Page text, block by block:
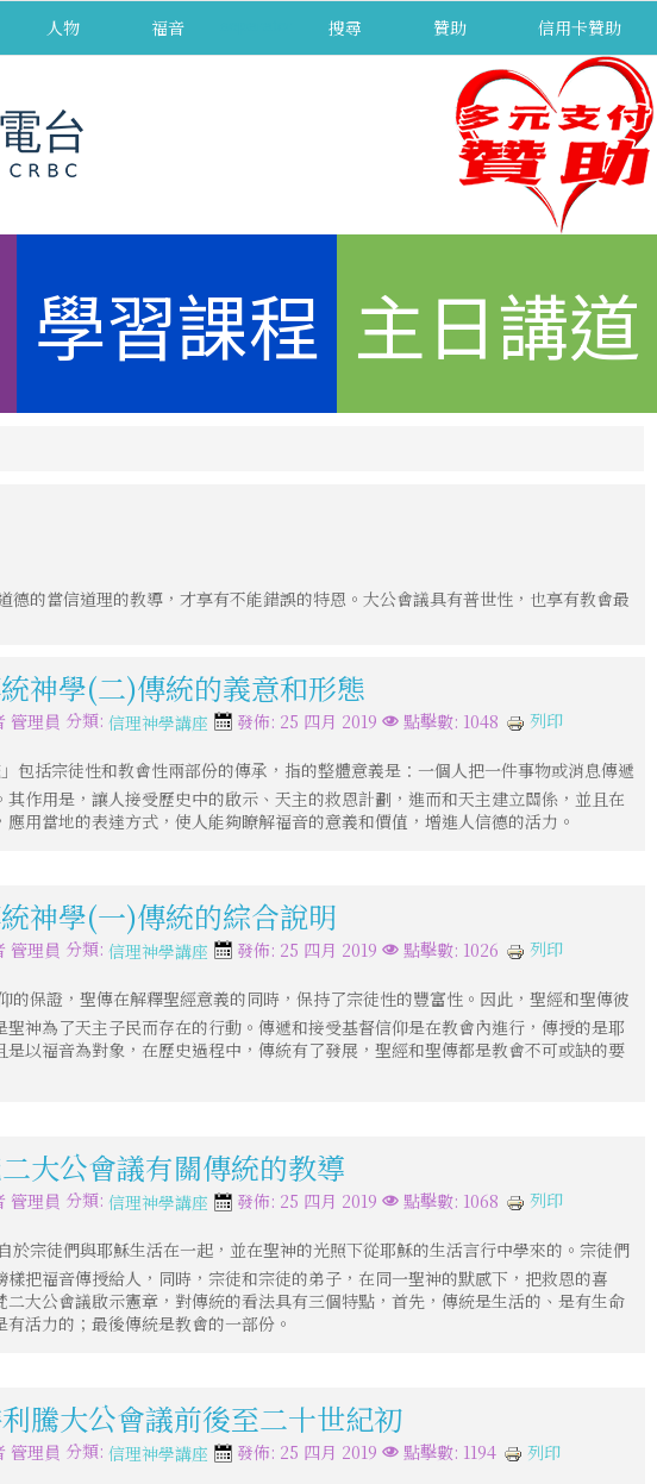
人物 福音 搜尋 贊助 信用卡贊助
學習課程 主日講道
的當信道理的教導，才享有不能錯誤的特恩。大公會議具有普世性，也享有教會最
神學(二)傳統的義意和形態
管理員 分類: 信理神學講座 發佈: 25 四月 2019 點擊數: 1048 列印
包括宗徒性和教會性兩部份的傳承，指的整體意義是：一個人把一件事物或消息傳遞
其作用是，讓人接受歷史中的啟示、天主的救恩計劃，進而和天主建立關係，並且在
應用當地的表達方式，使人能夠瞭解福音的意義和價值，增進人信德的活力。
神學(一)傳統的綜合說明
管理員 分類: 信理神學講座 發佈: 25 四月 2019 點擊數: 1026 列印
的保證，聖傳在解釋聖經意義的同時，保持了宗徒性的豐富性。因此，聖經和聖傳彼
聖神為了天主子民而存在的行動。傳遞和接受基督信仰是在教會內進行，傳授的是耶
是以福音為對象，在歷史過程中，傳統有了發展，聖經和聖傳都是教會不可或缺的要
大公會議有關傳統的教導
管理員 分類: 信理神學講座 發佈: 25 四月 2019 點擊數: 1068 列印
於宗徒們與耶穌生活在一起，並在聖神的光照下從耶穌的生活言行中學來的。宗徒們
樣把福音傳授給人，同時，宗徒和宗徒的弟子，在同一聖神的默感下，把救恩的喜
二大公會議啟示憲章，對傳統的看法具有三個特點，首先，傳統是生活的、是有生命
有活力的；最後傳統是教會的一部份。
騰大公會議前後至二十世紀初
管理員 分類: 信理神學講座 發佈: 25 四月 2019 點擊數: 1194 列印